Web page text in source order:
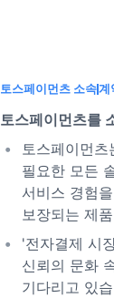
토스페이먼츠 소속계
토스페이먼츠를
토스페이먼
필요한 모든
서비스 경험
보장되는 제
'전자결제 시
신뢰의 문화
기다리고 있